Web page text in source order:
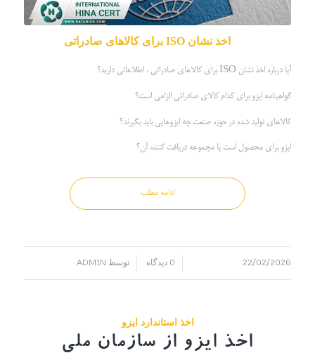
اخذ نشانISO برای کالاهای صادراتی
آیا درباره اخذ نشان ISO برای کالاهای صادراتی ، اطلاعاتی دارید؟
گواهینامه ایزو برای کدام کالای صادراتی الزامی است؟
کالاهای تولید شده در حوزه صنعت چه ایزوهایی باید بگیرند؟
ایزو برای محصول است یا مجموعه دریافت کننده آن؟
ادامه مطلب
22/02/2026 0 دیدگاه توسط ADMIN
اخذ استاندارد ایزو
اخذ ایزو از سازمان ملی